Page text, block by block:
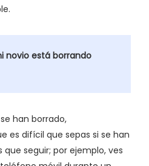
novio está borrando
han borrado,
es difícil que sepas si se han
seguir; por ejemplo, ves